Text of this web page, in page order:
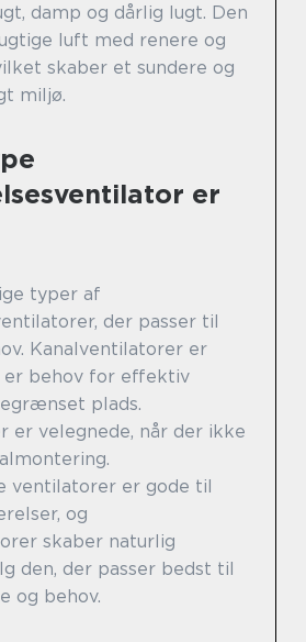
damp og dårlig lugt. Den
luft med renere og
skaber et sundere og
miljø.
er
typer af
der passer til
Kanalventilatorer er
er behov for effektiv
plads.
er velegnede, når der ikke
ventilatorer er gode til
og
skaber naturlig
den, der passer bedst til
og behov.